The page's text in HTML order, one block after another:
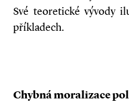
Své teore­tické vývody
příkladech.
Chybná moralizace